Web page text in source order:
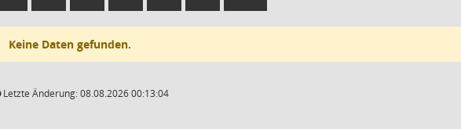
Keine Daten gefunden.
Letzte Änderung: 08.08.2026 00:13:04